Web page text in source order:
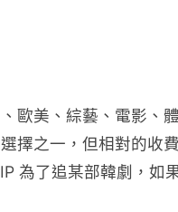
歐美、綜藝、電影、
擇之一，但相對的收
為了追某部韓劇，